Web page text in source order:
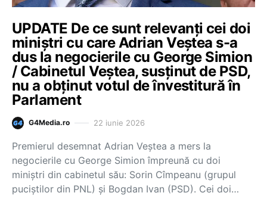
UPDATE De ce sunt relevanți cei doi
miniștri cu care Adrian Veștea s-a
dus la negocierile cu George Simion
/ Cabinetul Veștea, susținut de PSD,
nu a obținut votul de învestitură în
Parlament
G4Media.ro 22 iunie 2026
Premierul desemnat Adrian Veștea a mers la
negocierile cu George Simion împreună cu doi
miniștri din cabinetul său: Sorin Cîmpeanu (grupul
puciștilor din PNL) și Bogdan Ivan (PSD). Cei doi…